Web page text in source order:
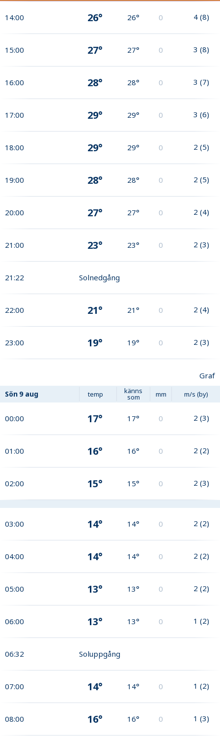
14:00 26° 26° 0 4 (8)
15:00 27° 27° 0 3 (8)
16:00 28° 28° 0 3 (7)
17:00 29° 29° 0 3 (6)
18:00 29° 29° 0 2 (5)
19:00 28° 28° 0 2 (5)
20:00 27° 27° 0 2 (4)
21:00 23° 23° 0 2 (3)
21:22 Solnedgång
22:00 21° 21° 0 2 (4)
23:00 19° 19° 0 2 (3)
Graf
Sön 9 aug temp känns
som mm m/s (by)
00:00 17° 17° 0 2 (3)
01:00 16° 16° 0 2 (2)
02:00 15° 15° 0 2 (3)
03:00 14° 14° 0 2 (2)
04:00 14° 14° 0 2 (2)
05:00 13° 13° 0 2 (2)
06:00 13° 13° 0 1 (2)
06:32 Soluppgång
07:00 14° 14° 0 1 (2)
08:00 16° 16° 0 1 (3)